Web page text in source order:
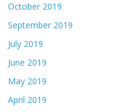
October 2019
September 2019
July 2019
June 2019
May 2019
April 2019